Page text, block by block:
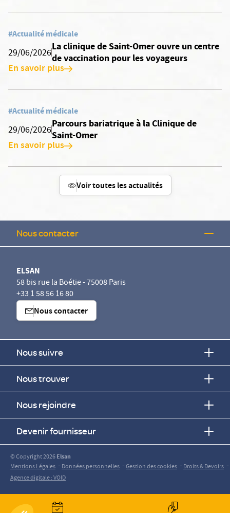
#Actualité médicale
29/06/2026
La clinique de Saint-Omer ouvre un centre
de vaccination pour les voyageurs
En savoir plus
#Actualité médicale
29/06/2026
Parcours bariatrique à la Clinique de
Saint-Omer
En savoir plus
Voir toutes les actualités
Nous contacter
ELSAN
58 bis rue la Boétie - 75008 Paris
+33 1 58 56 16 80
Nous contacter
Nous suivre
Nous trouver
Nous rejoindre
Devenir fournisseur
© Copyright 2026Elsan
Mentions Légales -Données personnelles -Gestion des cookies -Droits & Devoirs -
Agence digitale : VOID